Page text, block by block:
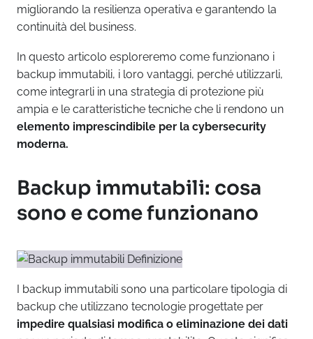
migliorando la resilienza operativa e garantendo la
continuità del business.
In questo articolo esploreremo come funzionano i
backup immutabili, i loro vantaggi, perché utilizzarli,
come integrarli in una strategia di protezione più
ampia e le caratteristiche tecniche che li rendono un
elemento imprescindibile per la cybersecurity
moderna.
Backup immutabili: cosa
sono e come funzionano
I backup immutabili sono una particolare tipologia di
backup che utilizzano tecnologie progettate per
impedire qualsiasi modifica o eliminazione dei dati